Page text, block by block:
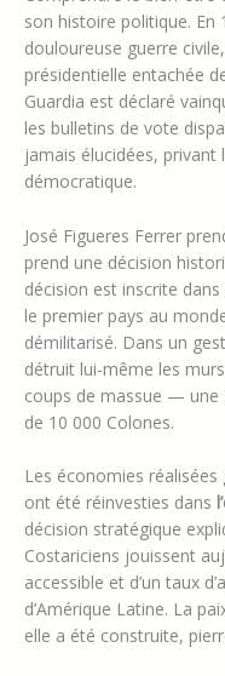
son histoire politique. En
douloureuse guerre
présidentielle entachée
Guardia est déclaré
les bulletins de vote
jamais élucidées,
démocratique.
José Figueres Ferrer
prend une décision
décision est inscrite
le premier pays au
démilitarisé. Dans un
détruit lui-même les
coups de massue — une
de 10 000 Colones.
Les économies réalisées
ont été réinvesties dans
décision stratégique
Costariciens jouissent
accessible et d’un taux
d’Amérique Latine. La
elle a été construite,